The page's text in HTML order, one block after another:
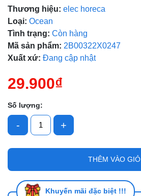
Thương hiệu: elec horeca
Loại: Ocean
Tình trạng: Còn hàng
Mã sản phẩm: 2B00322X0247
Xuất xứ: Đang cập nhật
29.900₫
Số lượng:
- +
THÊM VÀO GIỎ
Khuyến mãi đặc biệt !!!
Ngày hết hạn: